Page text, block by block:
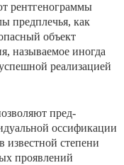
рент­генограммы
предплечья, как
объект
называемое иногда
реализацией
пред­
оссификации
известной степени
прояв­лений